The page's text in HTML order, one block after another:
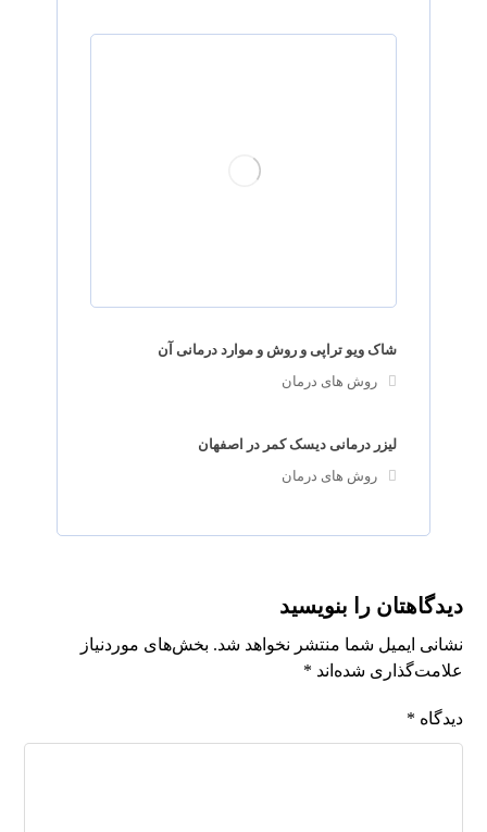
شاک ویو تراپی و روش و موارد درمانی آن
روش های درمان
لیزر درمانی دیسک کمر در اصفهان
روش های درمان
دیدگاهتان را بنویسید
نشانی ایمیل شما منتشر نخواهد شد. بخش‌های موردنیاز
علامت‌گذاری شده‌اند *
دیدگاه *